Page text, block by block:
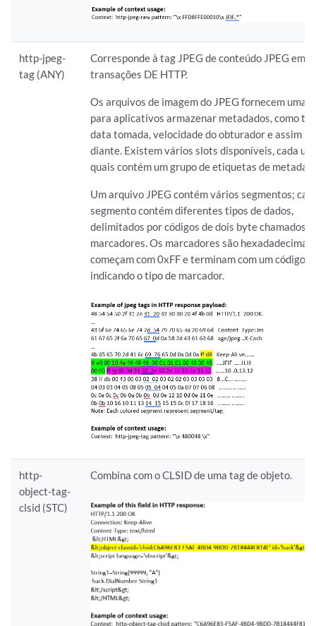
http-jpeg-
tag (ANY)
Corresponde à tag JPEG de conteúdo JPEG em
transações DE HTTP.
Os arquivos de imagem do JPEG fornecem uma
para aplicativos armazenar metadados, como
data tomada, velocidade do obturador e assim
diante. Existem vários slots disponíveis, cada
quais contém um grupo de etiquetas de
Um arquivo JPEG contém vários segmentos;
segmento contém diferentes tipos de dados,
delimitados por códigos de dois byte chamados
marcadores. Os marcadores são hexadadecimal;
começam com 0xFF e terminam com um código
indicando o tipo de marcador.
http-
object-tag-
clsid (STC)
Combina com o CLSID de uma tag de objeto.